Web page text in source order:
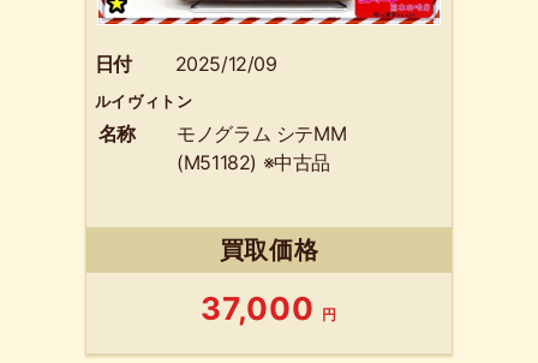
日付 2025/12/09
ルイヴィトン
名称
モノグラム シテMM
(M51182) ※中古品
買取価格
37,000 円